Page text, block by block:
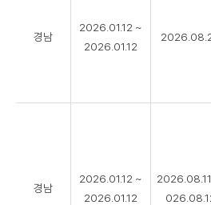
경남
2026.01.12 ~
2026.01.12
경남
2026.01.12 ~
2026.01.12